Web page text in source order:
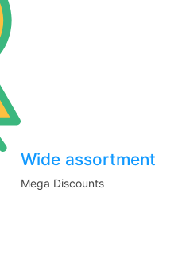
Wide assortment
Mega Discounts